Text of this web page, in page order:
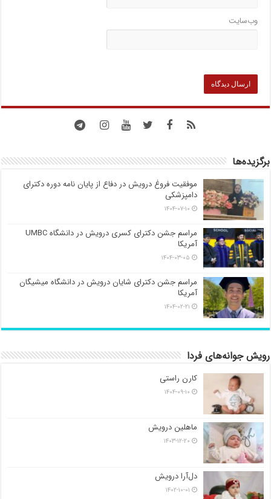
وب‌سایت
برگزیده‌ها
موفقیت فروغ درویش در دفاع از پایان نامه دوره دکترای
دامپزشکی
۱۴۰۴-۰۷-۱۰
مراسم جشن دکترای کسری درویش در دانشگاه UMBC
آمریکا
۱۴۰۴-۰۳-۰۵
مراسم جشن دکترای شایان درویش در دانشگاه میشیگان
آمریکا
۱۴۰۴-۰۲-۲۱
رویش جوانه‌های فردا
کارن راستی
۱۴۰۴-۰۹-۱۰
ماهلین درویش
۱۴۰۳-۱۲-۲۰
دل‌آرا درویش
۱۴۰۲-۱۰-۰۱